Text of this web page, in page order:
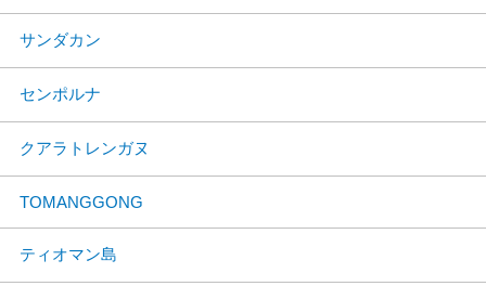
サンダカン
センポルナ
クアラトレンガヌ
TOMANGGONG
ティオマン島